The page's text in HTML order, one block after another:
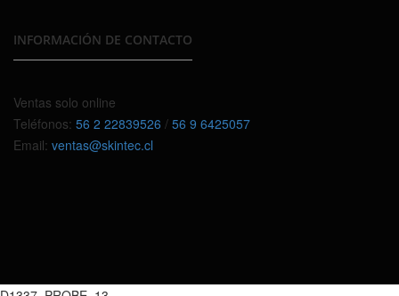
INFORMACIÓN DE CONTACTO
Ventas solo online
Teléfonos: 56 2 22839526 / 56 9 6425057
Email: ventas@skintec.cl